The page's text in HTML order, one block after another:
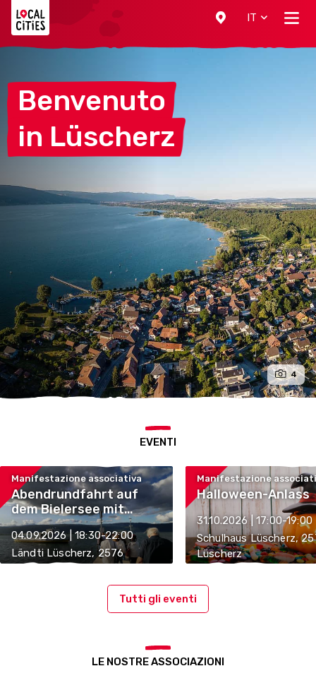
IT
Benvenuto
in Lüscherz
4
EVENTI
Manifestazione associativa
Abendrundfahrt auf
dem Bielersee mit
Nachtessen
04.09.2026 | 18:30-22:00
Ländti Lüscherz, 2576
Manifestazione
Halloween-Anlass
31.10.2026 | 17:00-19:00
Schulhaus Lüscherz,
Lüscherz
Tutti gli eventi
LE NOSTRE ASSOCIAZIONI